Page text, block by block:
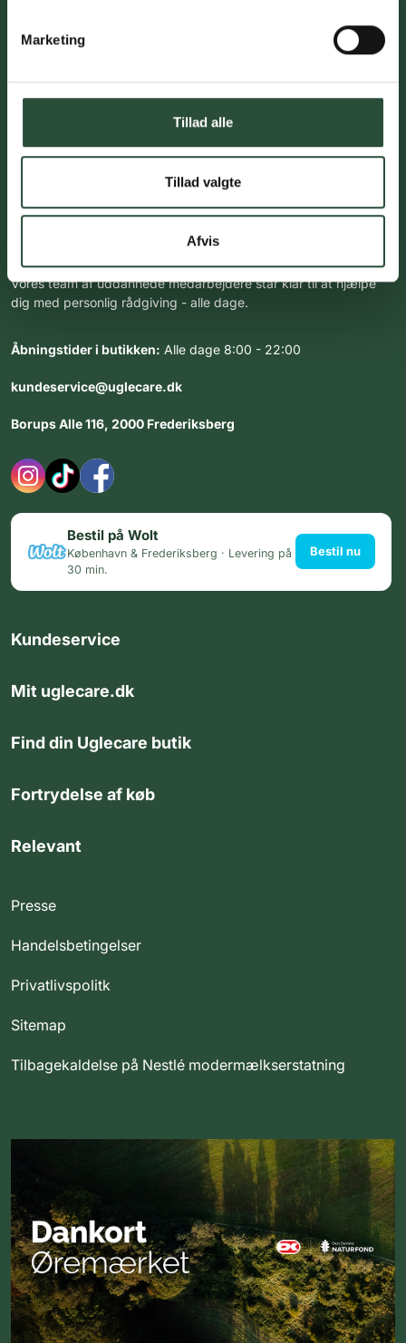
Marketing
Tillad alle
Tillad valgte
Afvis
Du skal acceptere cookies for at kunne tilmelde dig vores
nyhedsbrev
Kundeservice med professionel
Vores team af uddannede medarbejdere står klar til at hjælpe
dig med personlig rådgiving - alle dage.
Åbningstider i butikken: Alle dage 8:00 - 22:00
kundeservice@uglecare.dk
Borups Alle 116, 2000 Frederiksberg
Bestil på Wolt
København & Frederiksberg · Levering på
30 min.
Bestil nu
Kundeservice
Mit uglecare.dk
Find din Uglecare butik
Fortrydelse af køb
Relevant
Presse
Handelsbetingelser
Privatlivspolitk
Sitemap
Tilbagekaldelse på Nestlé modermælkserstatning